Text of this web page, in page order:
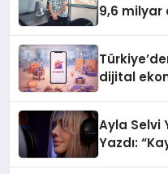
9,6 milyar
dijital
Ayla Selvi
Yazdı: